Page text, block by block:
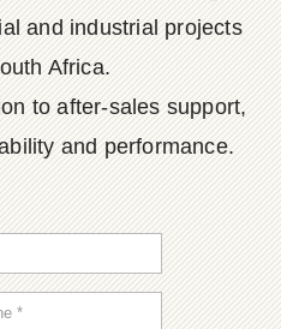
and industrial projects
Africa.
to after-sales support,
and performance.